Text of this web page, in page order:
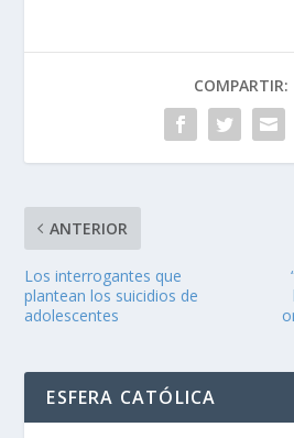
COMPARTIR:
ANTERIOR
Los interrogantes que
plantean los suicidios de
adolescentes
ESFERA CATÓLICA